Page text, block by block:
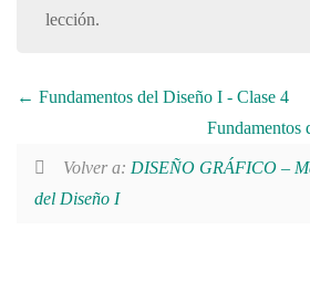
lección.
Fundamentos del Diseño I - Clase 4
Fundamentos
Volver a: DISEÑO GRÁFICO –
del Diseño I